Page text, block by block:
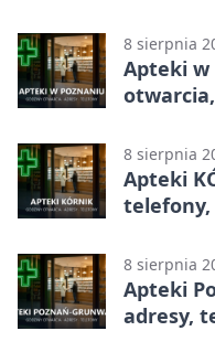
8 sierpnia
Apteki w
8 sierpnia
Apteki
telefony,
8 sierpnia
Apteki
adresy,